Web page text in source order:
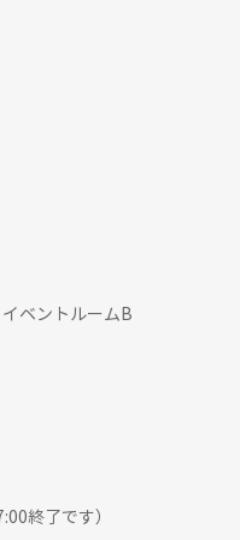
イベントルームB
木)
終了です）